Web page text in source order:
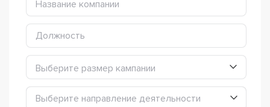
Выберите размер кампании
Выберите направление деятельности
Выберите направление деятельности